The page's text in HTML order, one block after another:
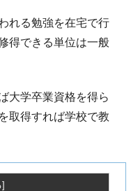
れる勉強を在宅で行
得できる単位は一般
大学卒業資格を得ら
取得すれば学校で教